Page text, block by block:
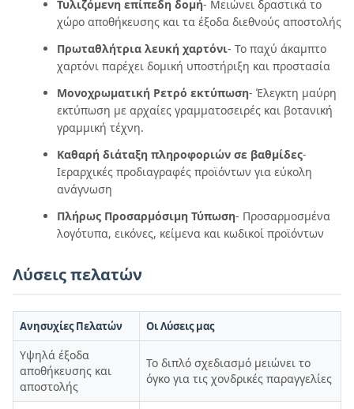
Τυλιζόμενη επίπεδη δομή- Μειώνει δραστικά το
χώρο αποθήκευσης και τα έξοδα διεθνούς αποστολής
Πρωταθλήτρια λευκή χαρτόνι- Το παχύ άκαμπτο
χαρτόνι παρέχει δομική υποστήριξη και προστασία
Μονοχρωματική Ρετρό εκτύπωση- Έλεγκτη μαύρη
εκτύπωση με αρχαίες γραμματοσειρές και βοτανική
γραμμική τέχνη.
Καθαρή διάταξη πληροφοριών σε βαθμίδες-
Ιεραρχικές προδιαγραφές προϊόντων για εύκολη
ανάγνωση
Πλήρως Προσαρμόσιμη Τύπωση- Προσαρμοσμένα
λογότυπα, εικόνες, κείμενα και κωδικοί προϊόντων
Λύσεις πελατών
Ανησυχίες Πελατών Οι Λύσεις μας
Υψηλά έξοδα
αποθήκευσης και
αποστολής
Το διπλό σχεδιασμό μειώνει το
όγκο για τις χονδρικές παραγγελίες